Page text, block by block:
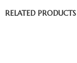
RELATED PRODUCTS